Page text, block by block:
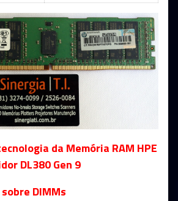
da Memória RAM HPE
DL380 Gen 9
DIMMs